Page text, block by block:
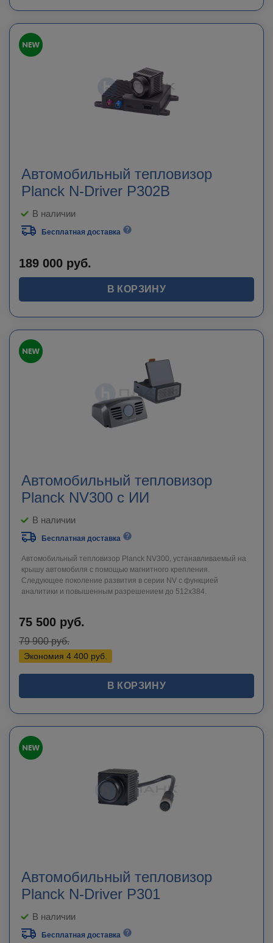
Автомобильный тепловизор
Planck N-Driver P302B
В наличии
Бесплатная доставка
189 000 руб.
В КОРЗИНУ
Автомобильный тепловизор
Planck NV300 с ИИ
В наличии
Бесплатная доставка
Автомобильный тепловизор Planck NV300, устанавливаемый на
крышу автомобиля с помощью магнитного крепления.
Следующее поколение развития в серии NV с функцией
аналитики и повышенным разрешением до 512x384.
75 500 руб.
79 900руб.
Экономия 4 400 руб.
В КОРЗИНУ
Автомобильный тепловизор
Planck N-Driver P301
В наличии
Бесплатная доставка